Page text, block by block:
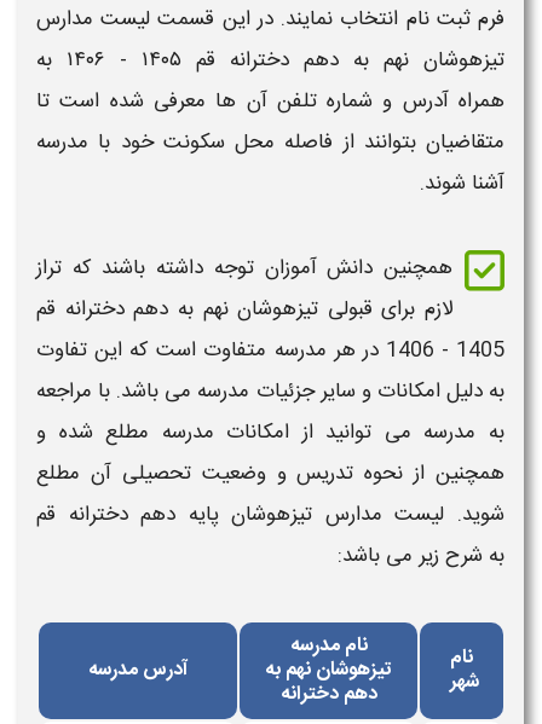
فرم ثبت نام انتخاب نمایند. در این قسمتلیست مدارس
تیزهوشان نهم به دهم دخترانه قم ​​۱۴۰۵ - ۱۴۰۶
به
همراه آدرس و شماره تلفن آن ها معرفی شده است تا
متقاضیان بتوانند از فاصله محل سکونت خود با مدرسه
آشنا شوند.
همچنین دانش آموزان توجه داشته باشند که تراز
لازم برای قبولی تیزهوشان نهم به دهم دخترانه قم​
1405 - 1406
در هر مدرسه متفاوت است که این تفاوت
به دلیل امکانات و سایر جزئیات مدرسه می باشد. با مراجعه
به مدرسه می توانید از امکانات مدرسه مطلع شده و
همچنین از نحوه تدریس و وضعیت تحصیلی آن مطلع
شوید. لیستمدارس تیزهوشان پایه دهم دخترانه قم
به شرح زیر می باشد:
نام
شهر
نام مدرسه
تیزهوشان نهم به
دهم دخترانه
آدرس مدرسه